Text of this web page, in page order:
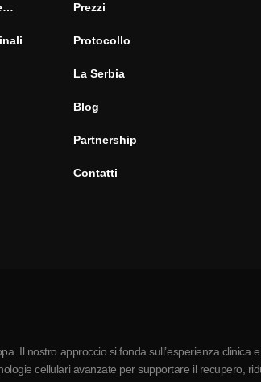
Prezzi
Protocollo
La Serbia
Blog
Partnership
Contatti
Il nostro approccio si fonda sull’esperienza clinica
cellulari avanzate per supportare il recupero,